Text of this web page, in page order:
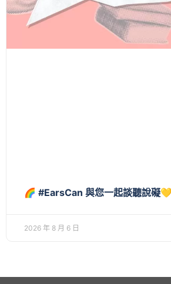
🌈 #EarsCan 與您一起談聽說礙💛
2026 年 8 月 6 日